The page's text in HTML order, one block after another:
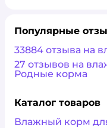
Популярные
33884 отзыва на
27 отзывов на
Родные корма
Каталог товаров
Влажный корм